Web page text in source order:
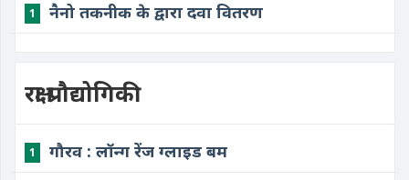
1 ​नैनो तकनीक के द्वारा दवा वितरण
रक्षा प्रौद्योगिकी
1 ​गौरव : लॉन्ग रेंज ग्लाइड बम